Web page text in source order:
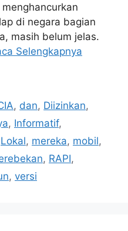
di negara bagian
masih belum jelas.
Selengkapnya
, dan, Diizinkan,
, Informatif,
Lokal, mereka, mobil,
, RAPI,
, versi